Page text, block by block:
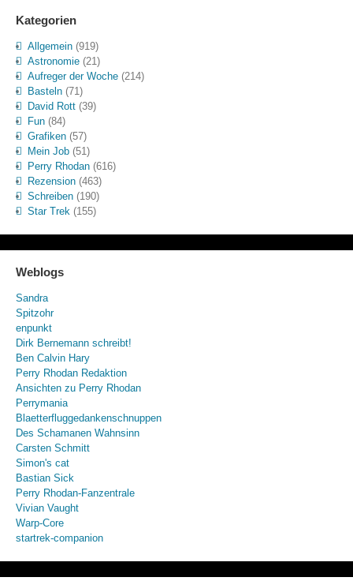
Kategorien
Allgemein(919)
Astronomie(21)
Aufreger der Woche(214)
Basteln(71)
David Rott(39)
Fun(84)
Grafiken(57)
Mein Job(51)
Perry Rhodan(616)
Rezension(463)
Schreiben(190)
Star Trek(155)
Weblogs
Sandra
Spitzohr
enpunkt
Dirk Bernemann schreibt!
Ben Calvin Hary
Perry Rhodan Redaktion
Ansichten zu Perry Rhodan
Perrymania
Blaetterfluggedankenschnuppen
Des Schamanen Wahnsinn
Carsten Schmitt
Simon's cat
Bastian Sick
Perry Rhodan-Fanzentrale
Vivian Vaught
Warp-Core
startrek-companion